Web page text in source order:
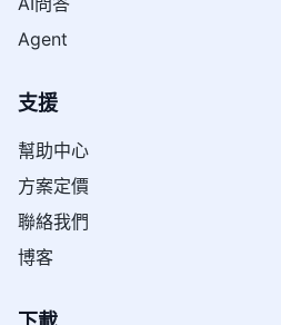
Agent
支援
幫助中心
方案定價
聯絡我們
博客